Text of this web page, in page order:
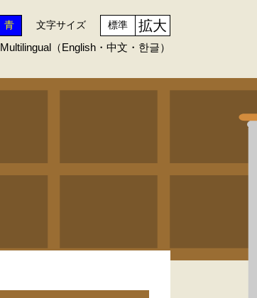
青 文字サイズ 標準 拡大
Multilingual（English・中文・한글）